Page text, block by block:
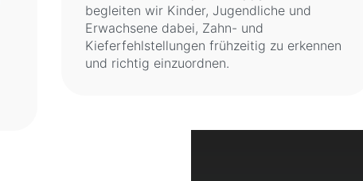
begleiten wir Kinder, Jugendliche und
Erwachsene dabei, Zahn- und
Kieferfehlstellungen frühzeitig zu erkennen
und richtig einzuordnen.